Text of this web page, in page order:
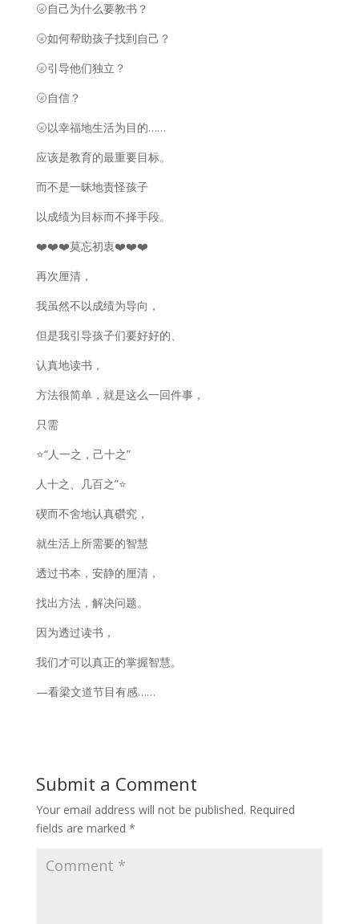
🌝自己为什么要教书？
🌝如何帮助孩子找到自己？
🌝引导他们独立？
🌝自信？
🌝以幸福地生活为目的……
应该是教育的最重要目标。
而不是一昧地责怪孩子
以成绩为目标而不择手段。
❤️❤️❤️莫忘初衷❤️❤️❤️
再次厘清，
我虽然不以成绩为导向，
但是我引导孩子们要好好的、
认真地读书，
方法很简单，就是这么一回件事，
只需
⭐️“人一之，己十之”
人十之、几百之”⭐️
碶而不舍地认真礸究，
就生活上所需要的智慧
透过书本，安静的厘清，
找出方法，解决问题。
因为透过读书，
我们才可以真正的掌握智慧。
—看梁文道节目有感……
Submit a Comment
Your email address will not be published. Required
fields are marked *